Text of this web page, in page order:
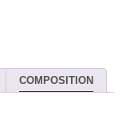
COMPOSITION